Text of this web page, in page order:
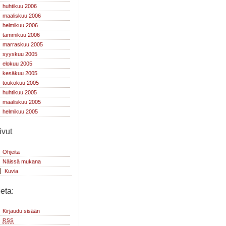
huhtikuu 2006
maaliskuu 2006
helmikuu 2006
tammikuu 2006
marraskuu 2005
syyskuu 2005
elokuu 2005
kesäkuu 2005
toukokuu 2005
huhtikuu 2005
maaliskuu 2005
helmikuu 2005
Ohjeita
Näissä mukana
Kuvia
Kirjaudu sisään
RSS